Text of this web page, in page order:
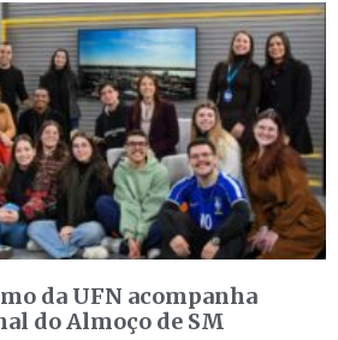
da UFN acompanha
do Almoço de SM